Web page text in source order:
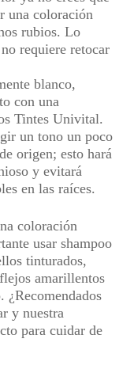
una coloración
rubios. Lo
requiere retocar
blanco,
con una
Tintes Univital.
un tono un poco
origen; esto hará
y evitará
en las raíces.
coloración
usar shampoo
tinturados,
amarillentos
y nuestra
para cuidar de